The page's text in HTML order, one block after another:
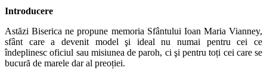
Introducere
Astăzi Biserica ne propune memoria Sfântului Ioan Maria Vianney,
sfânt care a devenit model şi ideal nu numai pentru cei ce
îndeplinesc oficiul sau misiunea de paroh, ci şi pentru toți cei care se
bucură de marele dar al preoției.